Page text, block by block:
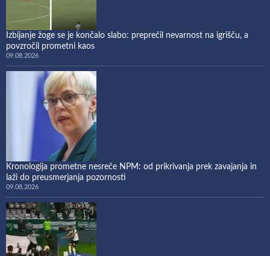
Izbijanje žoge se je končalo slabo: preprečil nevarnost na igrišču, a
povzročil prometni kaos
09.08.2026
Kronologija prometne nesreče NPM: od prikrivanja prek zavajanja in
laži do preusmerjanja pozornosti
09.08.2026